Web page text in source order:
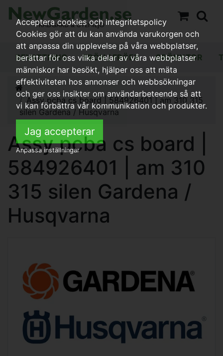
BEVATTNING FRÖN / FRÖER GRÖNYTOR
Assy pcba cs board | 584926401 | am 310 315
silen Gardena / Husqvarna
Assy pcba cs board |
584926401 | am 310
315 silen Gardena /
Husqvarna
Acceptera cookies och integritetspolicy
Cookies gör att du kan använda varukorgen och
att anpassa din upplevelse på våra webbplatser,
berättar för oss vilka delar av våra webbplatser
människor har besökt, hjälper oss att mäta
effektiviteten hos annonser och webbsökningar
och ger oss insikter om användarbeteende så att
vi kan förbättra vår kommunikation och produkter.
Jag accepterar
Anpassa inställningar